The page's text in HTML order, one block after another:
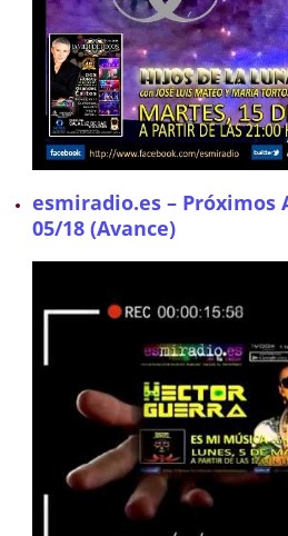
esmiradio.es –
05/18 (Avance)